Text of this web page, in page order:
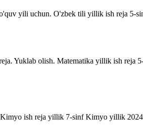
yili uchun. O'zbek tili yillik ish reja 5-
Yuklab olish. Matematika yillik ish
ish reja yillik 7-sinf Kimyo yillik